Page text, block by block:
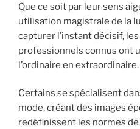
Que ce soit par leur sens
utilisation magistrale de la
capturer l’instant décisif,
professionnels connus ont
l’ordinaire en extraordinaire.
Certains se spécialisent
mode, créant des images
redéfinissent les normes de